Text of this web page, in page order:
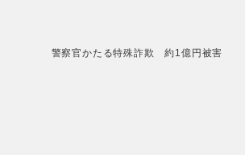
警察官かたる特殊詐欺 約1億円被害